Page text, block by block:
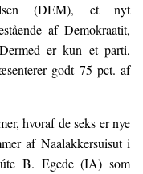
(DEM), et nyt
af Demokraatit,
er kun et parti,
godt 75 pct. af
hvoraf de seks er nye
af Naalakkersuisut i
B. Egede (IA) som